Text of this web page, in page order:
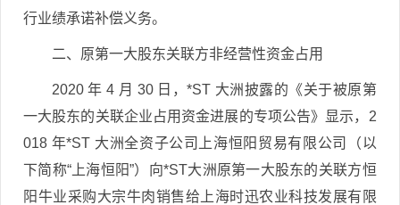
行业绩承诺补偿义务。
二、原第一大股东关联方非经营性资金占用
2020 年 4 月 30 日，*ST 大洲披露的《关于被原第
一大股东的关联企业占用资金进展的专项公告》显示，2
018 年*ST 大洲全资子公司上海恒阳贸易有限公司（以
下简称“上海恒阳”）向*ST大洲原第一大股东的关联方恒
阳牛业采购大宗牛肉销售给上海时迅农业科技发展有限